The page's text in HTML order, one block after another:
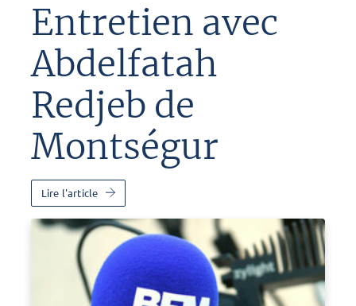
Entretien avec
Abdelfatah
Redjeb de
Montségur
Lire l'article